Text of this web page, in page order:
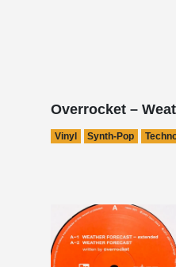
Overrocket –
Vinyl Synth-Pop